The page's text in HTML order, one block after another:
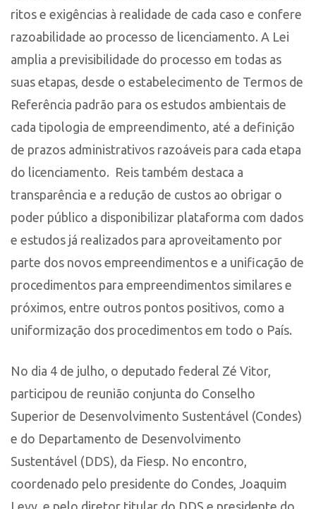
ritos e exigências à realidade de cada caso e confere
razoabilidade ao processo de licenciamento. A Lei
amplia a previsibilidade do processo em todas as
suas etapas, desde o estabelecimento de Termos de
Referência padrão para os estudos ambientais de
cada tipologia de empreendimento, até a definição
de prazos administrativos razoáveis para cada etapa
do licenciamento. Reis também destaca a
transparência e a redução de custos ao obrigar o
poder público a disponibilizar plataforma com dados
e estudos já realizados para aproveitamento por
parte dos novos empreendimentos e a unificação de
procedimentos para empreendimentos similares e
próximos, entre outros pontos positivos, como a
uniformização dos procedimentos em todo o País.
No dia 4 de julho, o deputado federal Zé Vitor,
participou de reunião conjunta do Conselho
Superior de Desenvolvimento Sustentável (Condes)
e do Departamento de Desenvolvimento
Sustentável (DDS), da Fiesp. No encontro,
coordenado pelo presidente do Condes, Joaquim